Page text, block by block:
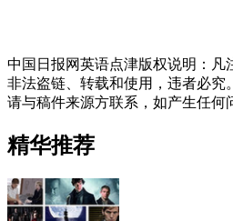
中国日报网英语点津版权说明：
非法盗链、转载和使用，违者必究
请与稿件来源方联系，如产生任何
精华推荐